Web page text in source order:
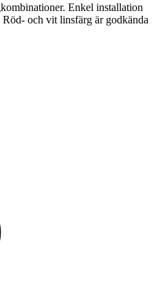
Enkel installation
och vit linsfärg är godkända